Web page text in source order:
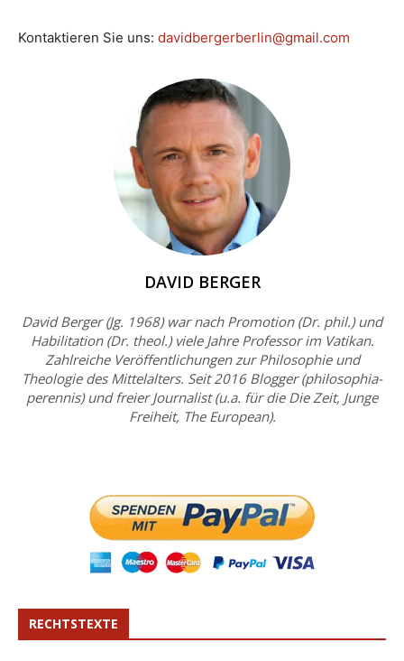
Kontaktieren Sie uns: davidbergerberlin@gmail.com
DAVID BERGER
David Berger (Jg. 1968) war nach Promotion (Dr. phil.) und
Habilitation (Dr. theol.) viele Jahre Professor im Vatikan.
Zahlreiche Veröffentlichungen zur Philosophie und
Theologie des Mittelalters. Seit 2016 Blogger (philosophia-
perennis) und freier Journalist (u.a. für die Die Zeit, Junge
Freiheit, The European).
RECHTSTEXTE